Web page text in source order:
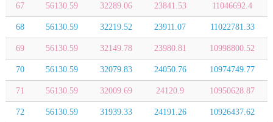
67 56130.59 32289.06 23841.53 11046692.4
68 56130.59 32219.52 23911.07 11022781.33
69 56130.59 32149.78 23980.81 10998800.52
70 56130.59 32079.83 24050.76 10974749.77
71 56130.59 32009.69 24120.9 10950628.87
72 56130.59 31939.33 24191.26 10926437.62